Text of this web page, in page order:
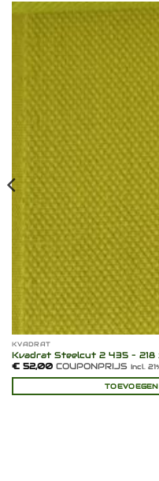
KVADRAT
Kvadrat Steelcut 2 435 – 218
€52,00COUPONPRIJS Incl.